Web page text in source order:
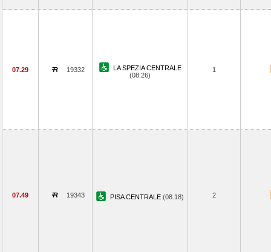
07.29 19332
LA SPEZIA CENTRALE
(08.26)
1
07.49 19343 PISA CENTRALE (08.18) 2